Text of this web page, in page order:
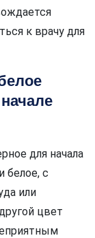
к врачу для
для начала
белое, с
или
цвет